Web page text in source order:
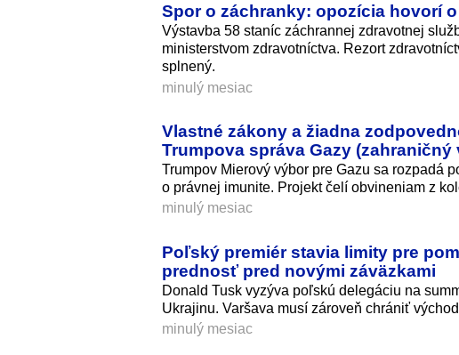
Spor o záchranky: opozícia hovorí
Výstavba 58 staníc záchrannej zdravotnej
ministerstvom zdravotníctva. Rezort
splnený.
minulý mesiac
Vlastné zákony a žiadna
Trumpova správa Gazy (zahraničný
Trumpov Mierový výbor pre Gazu sa rozpadá
o právnej imunite. Projekt čelí obvineniam z
minulý mesiac
Poľský premiér stavia limity pre
prednosť pred novými záväzkami
Donald Tusk vyzýva poľskú delegáciu na
Ukrajinu. Varšava musí zároveň chrániť
minulý mesiac